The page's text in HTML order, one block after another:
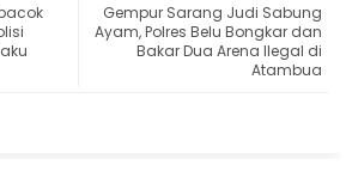
ats
Gempur Sarang Judi Sabung
Ayam, Polres Belu Bongkar dan
Bakar Dua Arena Ilegal di
Atambua